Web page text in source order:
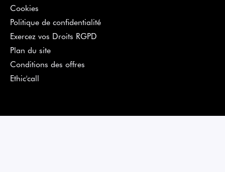
Cookies
Politique de confidentialité
Exercez vos Droits RGPD
Plan du site
Conditions des offres
Ethic'call